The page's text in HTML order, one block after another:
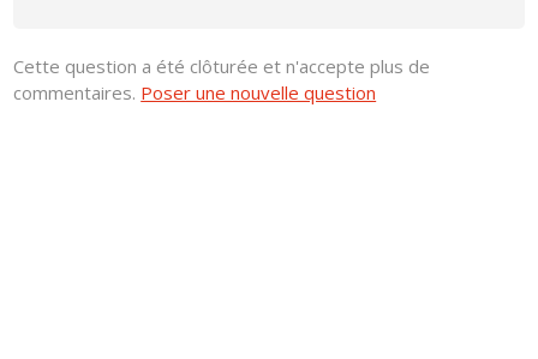
Cette question a été clôturée et n'accepte plus de
commentaires. Poser une nouvelle question